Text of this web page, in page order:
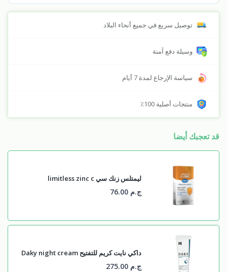
توصيل سريع في جميع أنحاء البلاد
وسيلة دفع آمنة
سياسة الإرجاع لمدة 7 أيام
منتجات أصلية 100٪
قد تعجبك أيضا
ليمتلس زنك سي limitless zinc c
ج.م 76.00
داكي نايت كريم للتفتيح Daky night cream
ج.م 275.00